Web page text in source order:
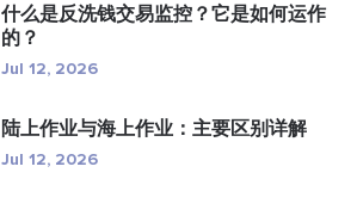
什么是反洗钱交易监控？它是如何运作
的？
Jul 12, 2026
陆上作业与海上作业：主要区别详解
Jul 12, 2026